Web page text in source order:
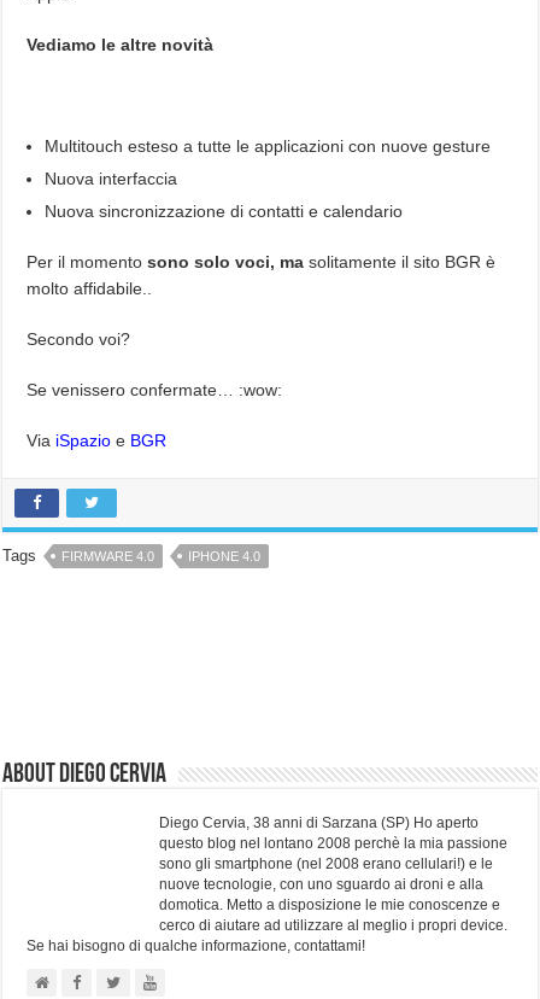
Vediamo le altre novità
Multitouch esteso a tutte le applicazioni con nuove gesture
Nuova interfaccia
Nuova sincronizzazione di contatti e calendario
Per il momentosono solo voci, masolitamente il sito BGR è
molto affidabile..
Secondo voi?
Se venissero confermate… :wow:
Via iSpazio e BGR
Tags FIRMWARE 4.0 IPHONE 4.0
About Diego Cervia
Diego Cervia, 38 anni di Sarzana (SP) Ho aperto
questo blog nel lontano 2008 perchè la mia passione
sono gli smartphone (nel 2008 erano cellulari!) e le
nuove tecnologie, con uno sguardo ai droni e alla
domotica. Metto a disposizione le mie conoscenze e
cerco di aiutare ad utilizzare al meglio i propri device.
Se hai bisogno di qualche informazione, contattami!